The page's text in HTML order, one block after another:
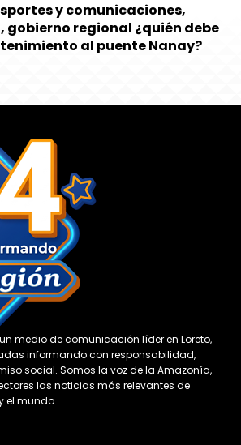
y comunicaciones,
gobierno regional ¿quién debe
al puente Nanay?
un medio de comunicación líder en Loreto,
informando con responsabilidad,
social. Somos la voz de la Amazonía,
las noticias más relevantes de
el mundo.